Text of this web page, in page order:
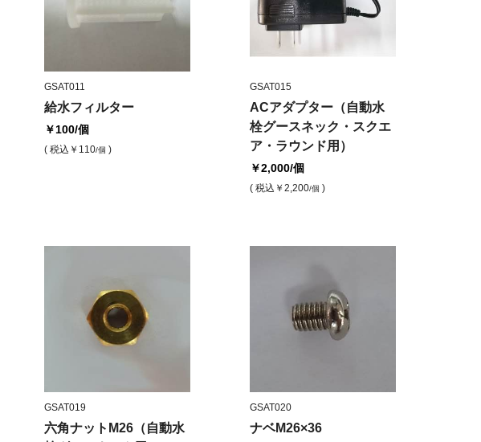
GSAT011
給水フィルター
￥100/個
( 税込 ￥110/個 )
GSAT015
ACアダプター（自動水
栓グースネック・スクエ
ア・ラウンド用）
￥2,000/個
( 税込 ￥2,200/個 )
GSAT019
六角ナットM26（自動水
GSAT020
ナベM26×36